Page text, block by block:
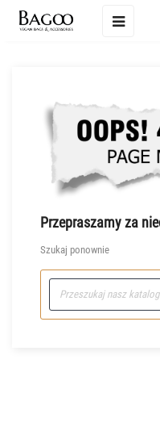
Toggle
☰
Przepraszamy za
Szukaj ponownie